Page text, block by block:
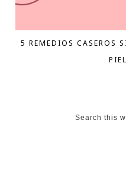
5 REMEDIOS CASEROS